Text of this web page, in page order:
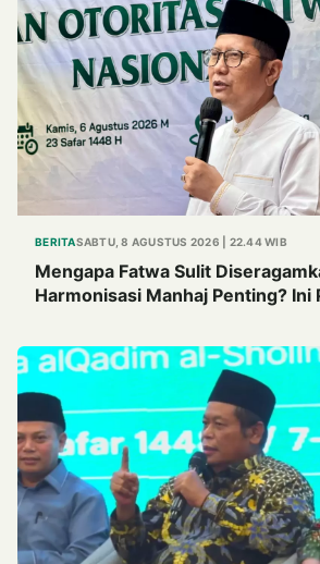
BERITASABTU, 8 AGUSTUS 2026 | 22.44 WIB
Mengapa Fatwa Sulit
Harmonisasi Manhaj Penting? Ini